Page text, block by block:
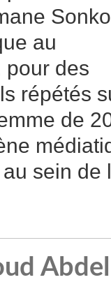
au
pour des
répétés
de
sein de